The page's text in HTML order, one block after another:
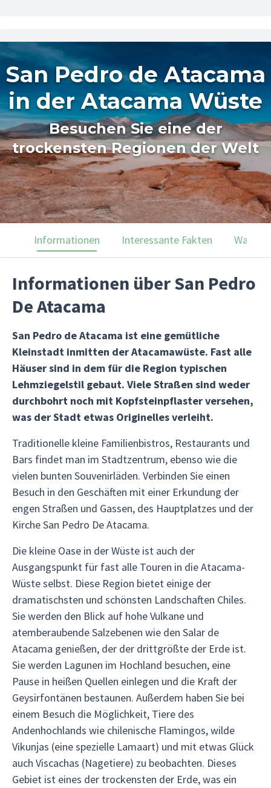
San Pedro de Atacama
in der Atacama Wüste
Besuchen Sie eine der
trockensten Regionen der Welt
Informationen Interessante Fakten Was du
Informationen über San Pedro
De Atacama
San Pedro de Atacama ist eine gemütliche
Kleinstadt inmitten der Atacamawüste. Fast alle
Häuser sind in dem für die Region typischen
Lehmziegelstil gebaut. Viele Straßen sind weder
durchbohrt noch mit Kopfsteinpflaster versehen,
was der Stadt etwas Originelles verleiht.
Traditionelle kleine Familienbistros, Restaurants und
Bars findet man im Stadtzentrum, ebenso wie die
vielen bunten Souvenirläden. Verbinden Sie einen
Besuch in den Geschäften mit einer Erkundung der
engen Straßen und Gassen, des Hauptplatzes und der
Kirche San Pedro De Atacama.
Die kleine Oase in der Wüste ist auch der
Ausgangspunkt für fast alle Touren in die Atacama-
Wüste selbst. Diese Region bietet einige der
dramatischsten und schönsten Landschaften Chiles.
Sie werden den Blick auf hohe Vulkane und
atemberaubende Salzebenen wie den Salar de
Atacama genießen, der der drittgrößte der Erde ist.
Sie werden Lagunen im Hochland besuchen, eine
Pause in heißen Quellen einlegen und die Kraft der
Geysirfontänen bestaunen. Außerdem haben Sie bei
einem Besuch die Möglichkeit, Tiere des
Andenhochlands wie chilenische Flamingos, wilde
Vikunjas (eine spezielle Lamaart) und mit etwas Glück
auch Viscachas (Nagetiere) zu beobachten. Dieses
Gebiet ist eines der trockensten der Erde, was ein